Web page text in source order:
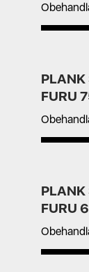
FURU
FURU